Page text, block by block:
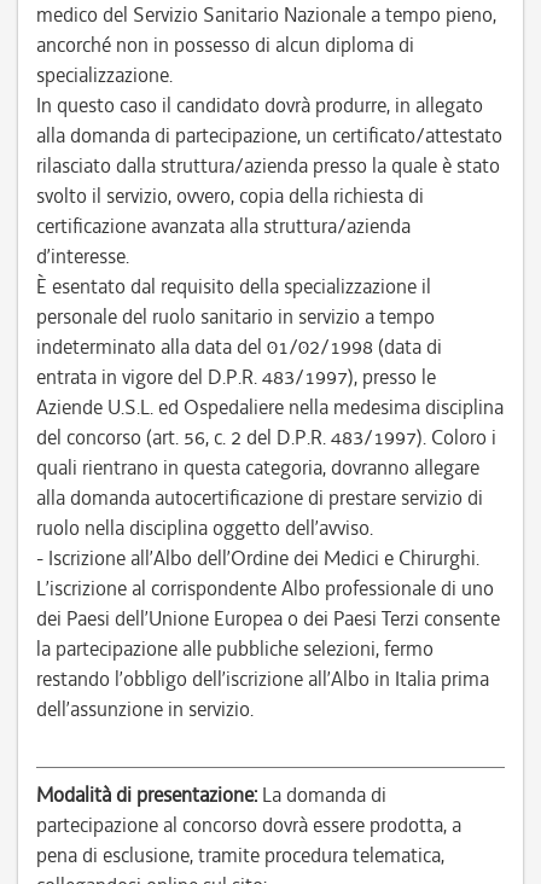
medico del Servizio Sanitario Nazionale a tempo pieno,
ancorché non in possesso di alcun diploma di
specializzazione.
In questo caso il candidato dovrà produrre, in allegato
alla domanda di partecipazione, un certificato/attestato
rilasciato dalla struttura/azienda presso la quale è stato
svolto il servizio, ovvero, copia della richiesta di
certificazione avanzata alla struttura/azienda
d’interesse.
È esentato dal requisito della specializzazione il
personale del ruolo sanitario in servizio a tempo
indeterminato alla data del 01/02/1998 (data di
entrata in vigore del D.P.R. 483/1997), presso le
Aziende U.S.L. ed Ospedaliere nella medesima disciplina
del concorso (art. 56, c. 2 del D.P.R. 483/1997). Coloro i
quali rientrano in questa categoria, dovranno allegare
alla domanda autocertificazione di prestare servizio di
ruolo nella disciplina oggetto dell’avviso.
- Iscrizione all’Albo dell’Ordine dei Medici e Chirurghi.
L’iscrizione al corrispondente Albo professionale di uno
dei Paesi dell’Unione Europea o dei Paesi Terzi consente
la partecipazione alle pubbliche selezioni, fermo
restando l’obbligo dell’iscrizione all’Albo in Italia prima
dell’assunzione in servizio.
Modalità di presentazione: La domanda di
partecipazione al concorso dovrà essere prodotta, a
pena di esclusione, tramite procedura telematica,